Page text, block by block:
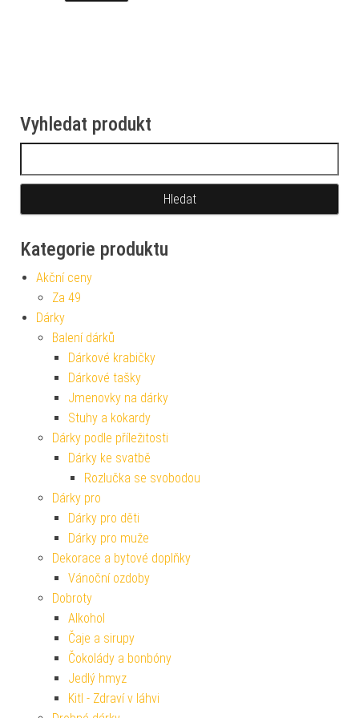
Vyhledat produkt
Kategorie produktu
Akční ceny
Za 49
Dárky
Balení dárků
Dárkové krabičky
Dárkové tašky
Jmenovky na dárky
Stuhy a kokardy
Dárky podle příležitosti
Dárky ke svatbě
Rozlučka se svobodou
Dárky pro
Dárky pro děti
Dárky pro muže
Dekorace a bytové doplňky
Vánoční ozdoby
Dobroty
Alkohol
Čaje a sirupy
Čokolády a bonbóny
Jedlý hmyz
Kitl - Zdraví v láhvi